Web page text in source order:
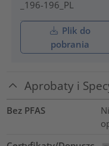
_196-196_PL
Plik do
pobrania
Aprobaty i
Bez PFAS